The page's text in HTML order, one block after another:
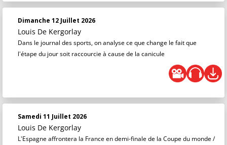
Dimanche 12 Juillet 2026
Louis De Kergorlay
Dans le journal des sports, on analyse ce que change le fait que
l'étape du jour soit raccourcie à cause de la canicule
Samedi 11 Juillet 2026
Louis De Kergorlay
L'Espagne affrontera la France en demi-finale de la Coupe du monde /